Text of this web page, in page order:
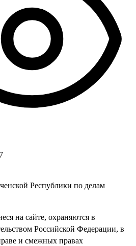
Республики по делам
на сайте, охраняются в
Российской Федерации, в
и смежных правах